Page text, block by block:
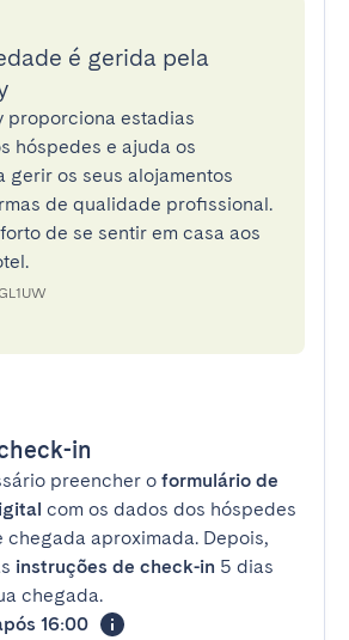
é gerida pela
proporciona estadias
hóspedes e ajuda os
gerir os seus alojamentos
de qualidade profissional.
de se sentir em casa aos
in
preencher o formulário de
com os dados dos hóspedes
chegada aproximada. Depois,
instruções de check-in 5 dias
chegada.
16:00